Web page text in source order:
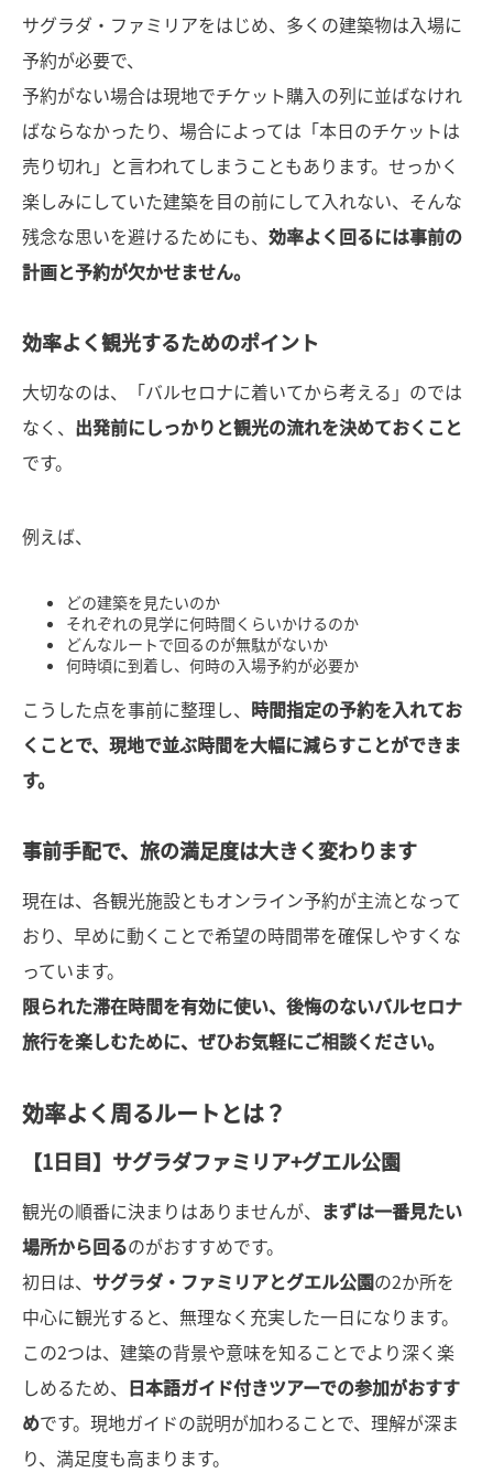
サグラダ・ファミリアをはじめ、多くの建築物は入場に
予約が必要で、
予約がない場合は現地でチケット購入の列に並ばなけれ
ばならなかったり、場合によっては「本日のチケットは
売り切れ」と言われてしまうこともあります。せっかく
楽しみにしていた建築を目の前にして入れない、そんな
残念な思いを避けるためにも、 効率よく回るには事前の
計画と予約が欠かせません。
効率よく観光するためのポイント
大切なのは、「バルセロナに着いてから考える」のでは
なく、 出発前にしっかりと観光の流れを決めておくこと
です。
例えば、
どの建築を見たいのか
それぞれの見学に何時間くらいかけるのか
どんなルートで回るのが無駄がないか
何時頃に到着し、何時の入場予約が必要か
こうした点を事前に整理し、 時間指定の予約を入れてお
くことで、現地で並ぶ時間を大幅に減らすことができま
す。
事前手配で、旅の満足度は大きく変わります
現在は、各観光施設ともオンライン予約が主流となって
おり、早めに動くことで希望の時間帯を確保しやすくな
っています。
限られた滞在時間を有効に使い、後悔のないバルセロナ
旅行を楽しむために、ぜひお気軽にご相談ください。
効率よく周るルートとは？
【1日目】サグラダファミリア+グエル公園
観光の順番に決まりはありませんが、 まずは一番見たい
場所から回るのがおすすめです。
初日は、 サグラダ・ファミリアとグエル公園の2か所を
中心に観光すると、無理なく充実した一日になります。
この2つは、建築の背景や意味を知ることでより深く楽
しめるため、 日本語ガイド付きツアーでの参加がおすす
めです。現地ガイドの説明が加わることで、理解が深ま
り、満足度も高まります。